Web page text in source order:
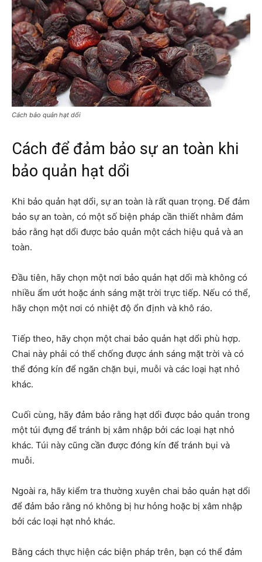
Cách bảo quản hạt dổi
Cách để đảm bảo sự an toàn khi
bảo quản hạt dổi
Khi bảo quản hạt dổi, sự an toàn là rất quan trọng. Để đảm
bảo sự an toàn, có một số biện pháp cần thiết nhằm đảm
bảo rằng hạt dổi được bảo quản một cách hiệu quả và an
toàn.
Đầu tiên, hãy chọn một nơi bảo quản hạt dổi mà không có
nhiều ẩm ướt hoặc ánh sáng mặt trời trực tiếp. Nếu có thể,
hãy chọn một nơi có nhiệt độ ổn định và khô ráo.
Tiếp theo, hãy chọn một chai bảo quản hạt dổi phù hợp.
Chai này phải có thể chống được ánh sáng mặt trời và có
thể đóng kín để ngăn chặn bụi, muỗi và các loại hạt nhỏ
khác.
Cuối cùng, hãy đảm bảo rằng hạt dổi được bảo quản trong
một túi đựng để tránh bị xâm nhập bởi các loại hạt nhỏ
khác. Túi này cũng cần được đóng kín để tránh bụi và
muỗi.
Ngoài ra, hãy kiểm tra thường xuyên chai bảo quản hạt dổi
để đảm bảo rằng nó không bị hư hỏng hoặc bị xâm nhập
bởi các loại hạt nhỏ khác.
Bằng cách thực hiện các biện pháp trên, bạn có thể đảm